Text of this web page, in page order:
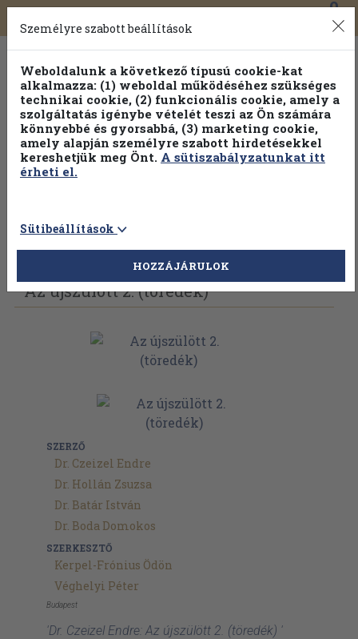
Toggle
navigation
0
Válogasson több mint 1.000.000 kiadványunk közül
100% kedvezménnyel!
Vissza az előző oldalra Válasszon példányt
Az újszülött 2. (töredék)
SZERZŐ
Dr. Czeizel Endre
Dr. Hollán Zsuzsa
Dr. Batár István
Dr. Boda Domokos
SZERKESZTŐ
Kerpel-Frónius Ödön
Véghelyi Péter
Budapest
'Dr. Czeizel Endre: Az újszülött 2. (töredék) '
Személyre szabott beállítások
Weboldalunk a következő típusú cookie-kat
alkalmazza: (1) weboldal működéséhez szükséges
technikai cookie, (2) funkcionális cookie, amely a
szolgáltatás igénybe vételét teszi az Ön számára
könnyebbé és gyorsabbá, (3) marketing cookie,
amely alapján személyre szabott hirdetésekkel
kereshetjük meg Önt. A sütiszabályzatunkat itt
érheti el.
Sütibeállítások
HOZZÁJÁRULOK